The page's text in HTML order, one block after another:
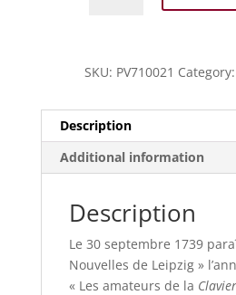
-
Chorals
quantity
SKU: PV710021
Description
Additional information
Description
Le 30 septembre 1739
Nouvelles de Leipzig »
« Les amateurs de la